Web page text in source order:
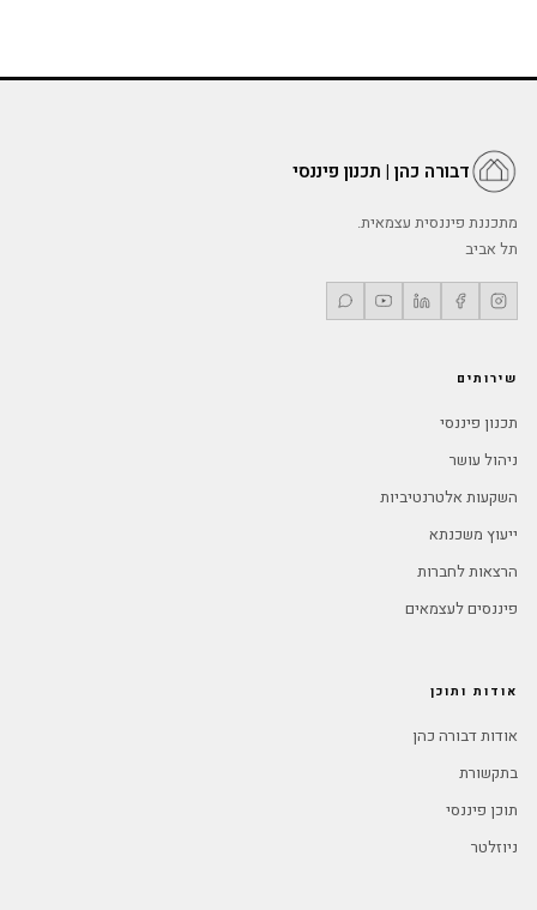
דבורה כהן | תכנון פיננסי
מתכננת פיננסית עצמאית.
תל אביב
שירותים
תכנון פיננסי
ניהול עושר
השקעות אלטרנטיביות
ייעוץ משכנתא
הרצאות לחברות
פיננסים לעצמאים
אודות ותוכן
אודות דבורה כהן
בתקשורת
תוכן פיננסי
ניוזלטר